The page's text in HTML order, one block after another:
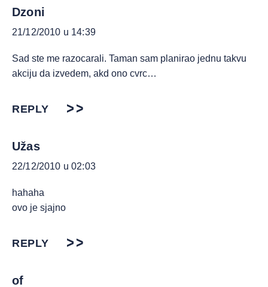
Dzoni
21/12/2010 u 14:39
Sad ste me razocarali. Taman sam planirao jednu takvu
akciju da izvedem, akd ono cvrc…
REPLY
Užas
22/12/2010 u 02:03
hahaha
ovo je sjajno
REPLY
of